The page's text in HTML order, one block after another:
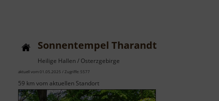
Sonnentempel Tharandt
Heilige Hallen / Osterzgebirge
aktuell vom 01.05.2025 / Zugriffe: 5577
59 km vom aktuellen Standort